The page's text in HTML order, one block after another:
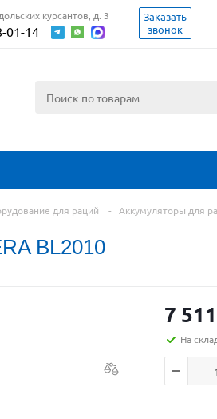
курсантов, д. 3
01-14
Заказать
звонок
для раций - Аккумуляторы для
BL2010
7
На